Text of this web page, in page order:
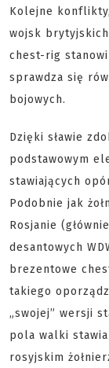
Kolejne
wojsk brytyjskich
chest-rig
sprawdza się
bojowych.
Dzięki sławie
podstawowym
stawiających
Podobnie jak
Rosjanie
desantowych
brezentowe
takiego
„swojej” wersji
pola walki
rosyjskim